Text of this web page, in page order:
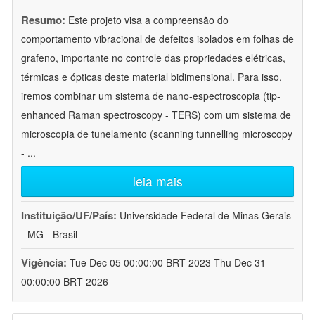
Resumo: Este projeto visa a compreensão do
comportamento vibracional de defeitos isolados em folhas de
grafeno, importante no controle das propriedades elétricas,
térmicas e ópticas deste material bidimensional. Para isso,
iremos combinar um sistema de nano-espectroscopia (tip-
enhanced Raman spectroscopy - TERS) com um sistema de
microscopia de tunelamento (scanning tunnelling microscopy
- ...
leia mais
Instituição/UF/País: Universidade Federal de Minas Gerais
- MG - Brasil
Vigência: Tue Dec 05 00:00:00 BRT 2023-Thu Dec 31
00:00:00 BRT 2026